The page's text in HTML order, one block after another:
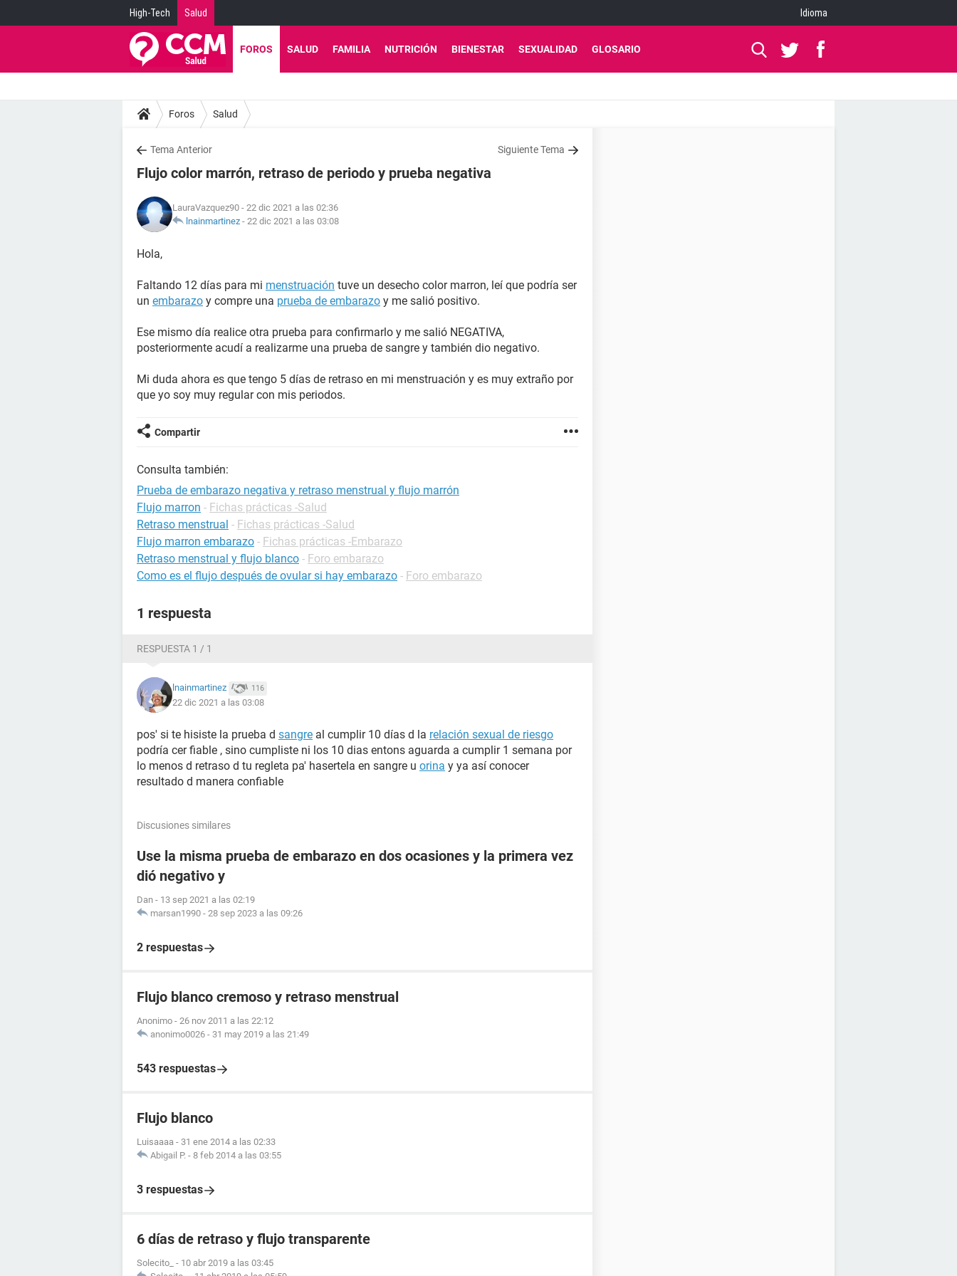
High-Tech Salud Idioma
FOROS SALUD FAMILIA NUTRICIÓN BIENESTAR SEXUALIDAD GLOSARIO
Foros Salud
Tema Anterior Siguiente Tema
Flujo color marrón, retraso de periodo y prueba negativa
LauraVazquez90 - 22 dic 2021 a las 02:36
lnainmartinez - 22 dic 2021 a las 03:08
Hola,
Faltando 12 días para mi menstruación tuve un desecho color marron, leí que podría ser
un embarazo y compre una prueba de embarazo y me salió positivo.
Ese mismo día realice otra prueba para confirmarlo y me salió NEGATIVA,
posteriormente acudí a realizarme una prueba de sangre y también dio negativo.
Mi duda ahora es que tengo 5 días de retraso en mi menstruación y es muy extraño por
que yo soy muy regular con mis periodos.
Compartir
Consulta también:
Prueba de embarazo negativa y retraso menstrual y flujo marrón
Flujo marron - Fichas prácticas -Salud
Retraso menstrual - Fichas prácticas -Salud
Flujo marron embarazo - Fichas prácticas -Embarazo
Retraso menstrual y flujo blanco - Foro embarazo
Como es el flujo después de ovular si hay embarazo - Foro embarazo
1 respuesta
RESPUESTA 1 / 1
lnainmartinez 116
22 dic 2021 a las 03:08
pos' si te hisiste la prueba d sangre al cumplir 10 días d la relación sexual de riesgo
podría cer fiable , sino cumpliste ni los 10 dias entons aguarda a cumplir 1 semana por
lo menos d retraso d tu regleta pa' hasertela en sangre u orina y ya así conocer
resultado d manera confiable
Discusiones similares
Use la misma prueba de embarazo en dos ocasiones y la primera vez
dió negativo y
Dan - 13 sep 2021 a las 02:19
marsan1990 - 28 sep 2023 a las 09:26
2 respuestas
Flujo blanco cremoso y retraso menstrual
Anonimo - 26 nov 2011 a las 22:12
anonimo0026 - 31 may 2019 a las 21:49
543 respuestas
Flujo blanco
Luisaaaa - 31 ene 2014 a las 02:33
Abigail P. - 8 feb 2014 a las 03:55
3 respuestas
6 días de retraso y flujo transparente
Solecito_ - 10 abr 2019 a las 03:45